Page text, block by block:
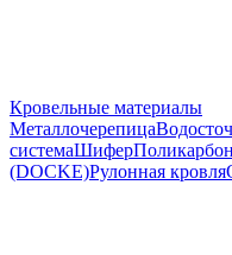
Кровельные материалы
Металлочерепица
системаШифер
(DOCKE)Рулонная кровля